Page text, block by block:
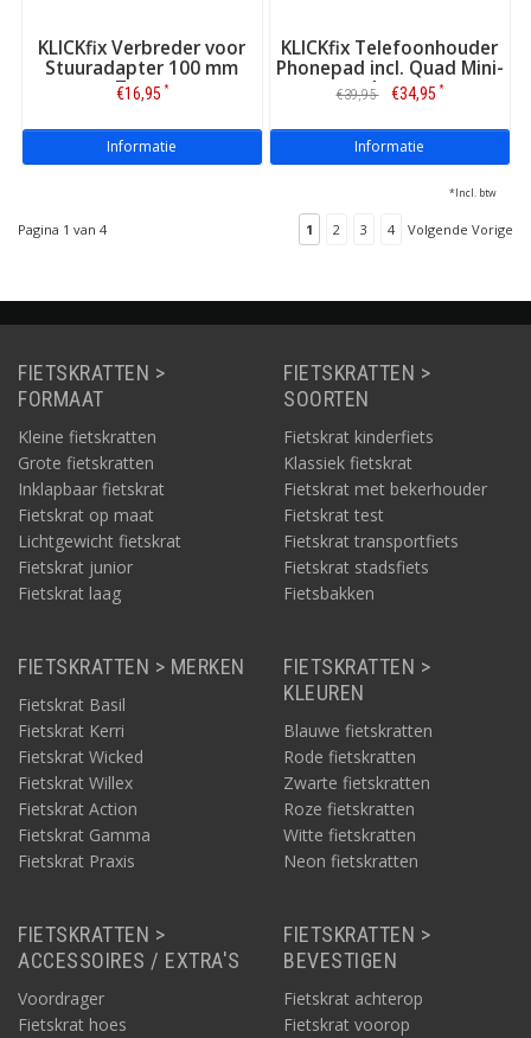
KLICKfix Verbreder voor
Stuuradapter 100 mm
Zwart
€16,95 *
Informatie
KLICKfix Telefoonhouder
Phonepad incl. Quad Mini-
adapter
€39,95 €34,95 *
Informatie
*Incl. btw
Pagina 1 van 4 1 2 3 4 Volgende Vorige
FIETSKRATTEN >
FORMAAT
Kleine fietskratten
Grote fietskratten
Inklapbaar fietskrat
Fietskrat op maat
Lichtgewicht fietskrat
Fietskrat junior
Fietskrat laag
FIETSKRATTEN >
SOORTEN
Fietskrat kinderfiets
Klassiek fietskrat
Fietskrat met bekerhouder
Fietskrat test
Fietskrat transportfiets
Fietskrat stadsfiets
Fietsbakken
FIETSKRATTEN > MERKEN
Fietskrat Basil
Fietskrat Kerri
Fietskrat Wicked
Fietskrat Willex
Fietskrat Action
Fietskrat Gamma
Fietskrat Praxis
FIETSKRATTEN >
KLEUREN
Blauwe fietskratten
Rode fietskratten
Zwarte fietskratten
Roze fietskratten
Witte fietskratten
Neon fietskratten
FIETSKRATTEN >
ACCESSOIRES / EXTRA'S
Voordrager
Fietskrat hoes
FIETSKRATTEN >
BEVESTIGEN
Fietskrat achterop
Fietskrat voorop